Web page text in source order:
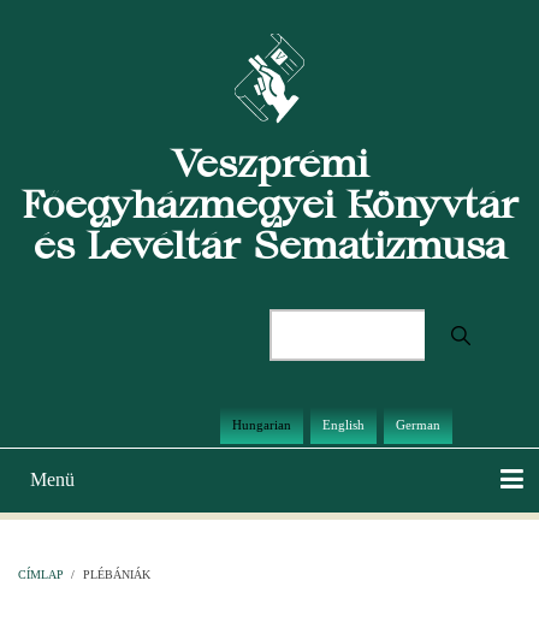
Veszprémi
Főegyházmegyei Könyvtár
és Levéltár Sematizmusa
Hungarian English German
Main
navigation
Menü
CÍMLAP / PLÉBÁNIÁK